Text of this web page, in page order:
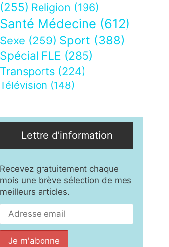
(255) Religion (196)
Santé Médecine (612)
Sexe (259) Sport (388)
Spécial FLE (285)
Transports (224)
Télévision (148)
Lettre d’information
Recevez gratuitement chaque
mois une brève sélection de mes
meilleurs articles.